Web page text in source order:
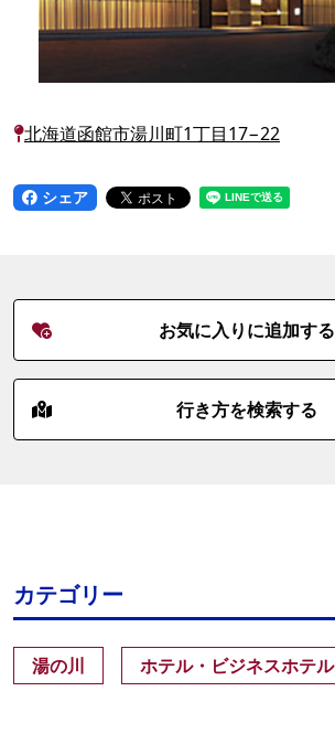
北海道函館市湯川町1丁目17−22
シェア
お気に入りに追加する
行き方を検索する
カテゴリー
湯の川 ホテル・ビジネスホテル